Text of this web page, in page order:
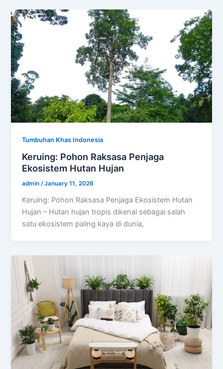
Tumbuhan Khas Indonesia
Keruing: Pohon Raksasa Penjaga
Ekosistem Hutan Hujan
admin/January 11, 2026
Keruing: Pohon Raksasa Penjaga Ekosistem Hutan
Hujan – Hutan hujan tropis dikenal sebagai salah
satu ekosistem paling kaya di dunia,